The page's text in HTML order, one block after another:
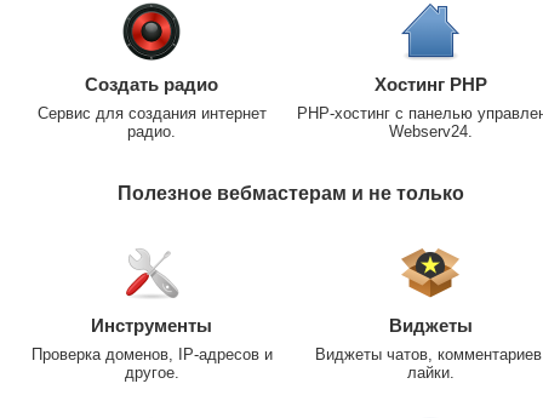
Создать радио
Сервис для создания интернет
радио.
Хостинг PHP
PHP-хостинг с панелью
Webserv24.
Полезное вебмастерам и не только
Инструменты
Проверка доменов, IP-адресов и
другое.
Виджеты
Виджеты чатов,
лайки.